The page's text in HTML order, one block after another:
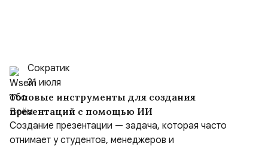
Сократик
31 июля
Топовые инструменты для создания
презентаций с помощью ИИ
Создание презентации — задача, которая часто
отнимает у студентов, менеджеров и